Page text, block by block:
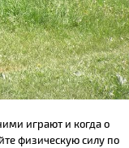
играют и когда о
физическую силу по